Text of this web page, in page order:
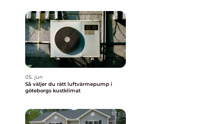
05. jun
Så väljer du rätt luftvärmepump i
göteborgs kustklimat